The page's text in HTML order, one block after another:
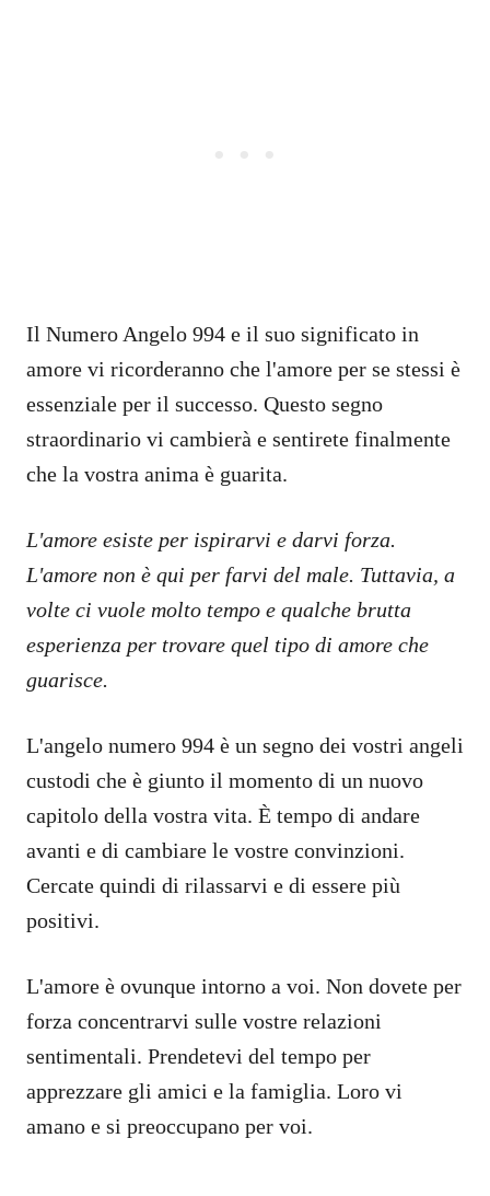
Il Numero Angelo 994 e il suo significato in
amore vi ricorderanno che l'amore per se stessi è
essenziale per il successo. Questo segno
straordinario vi cambierà e sentirete finalmente
che la vostra anima è guarita.
L'amore esiste per ispirarvi e darvi forza.
L'amore non è qui per farvi del male. Tuttavia, a
volte ci vuole molto tempo e qualche brutta
esperienza per trovare quel tipo di amore che
guarisce.
L'angelo numero 994 è un segno dei vostri angeli
custodi che è giunto il momento di un nuovo
capitolo della vostra vita. È tempo di andare
avanti e di cambiare le vostre convinzioni.
Cercate quindi di rilassarvi e di essere più
positivi.
L'amore è ovunque intorno a voi. Non dovete per
forza concentrarvi sulle vostre relazioni
sentimentali. Prendetevi del tempo per
apprezzare gli amici e la famiglia. Loro vi
amano e si preoccupano per voi.